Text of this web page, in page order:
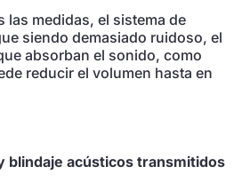
las medidas, el sistema de
siendo demasiado ruidoso, el
absorban el sonido, como
reducir el volumen hasta en
blindaje acústicos transmitidos